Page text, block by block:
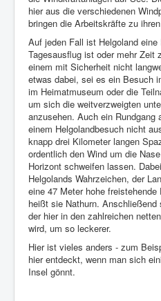
hier aus die verschiedenen
bringen die Arbeitskräfte zu
Auf jeden Fall ist Helgoland
Tagesausflug ist oder mehr Zeit
einem mit Sicherheit nicht
etwas dabei, sei es ein Besuch
im Heimatmuseum oder die
um sich die weitverzweigten
anzusehen. Auch ein Rundgang
einem Helgolandbesuch nicht
knapp drei Kilometer langen
ordentlich den Wind um die
Horizont schweifen lassen.
Helgolands Wahrzeichen, der
eine 47 Meter hohe
heißt sie Nathurn.
der hier in den zahlreichen
wird, um so leckerer.
Hier ist vieles anders - zum
hier entdeckt, wenn man sich
Insel gönnt.